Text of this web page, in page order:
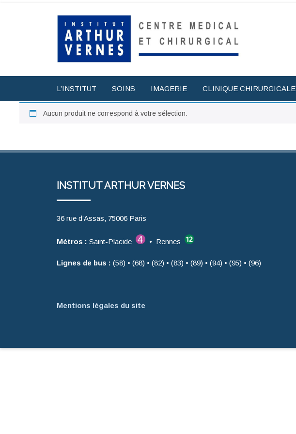
L’INSTITUT SOINS IMAGERIE CLINIQUE CHIRURGICALE
Aucun produit ne correspond à votre sélection.
INSTITUT ARTHUR VERNES
36 rue d’Assas, 75006 Paris
Métros : Saint-Placide • Rennes
Lignes de bus : (58) • (68) • (82) • (83) • (89) • (94) • (95) • (96)
Mentions légales du site